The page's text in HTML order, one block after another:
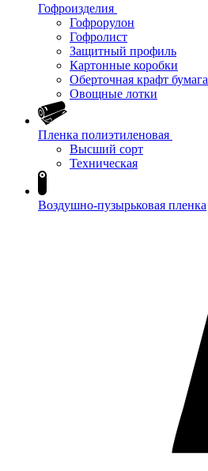
Гофроизделия
Гофрорулон
Гофролист
Защитный профиль
Картонные коробки
Оберточная крафт бумага
Овощные лотки
Пленка полиэтиленовая
Высший сорт
Техническая
Воздушно-пузырьковая пленка